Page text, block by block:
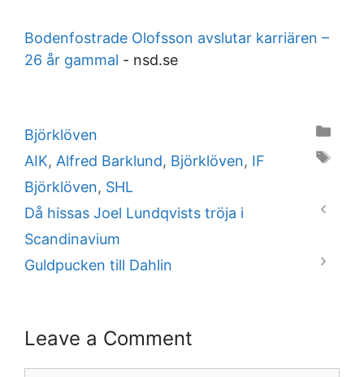
Bodenfostrade Olofsson avslutar karriären –
26 år gammal - nsd.se
Categories
Björklöven
Tags
AIK, Alfred Barklund, Björklöven, IF
Björklöven, SHL
Då hissas Joel Lundqvists tröja i
Scandinavium
Guldpucken till Dahlin
Leave a Comment